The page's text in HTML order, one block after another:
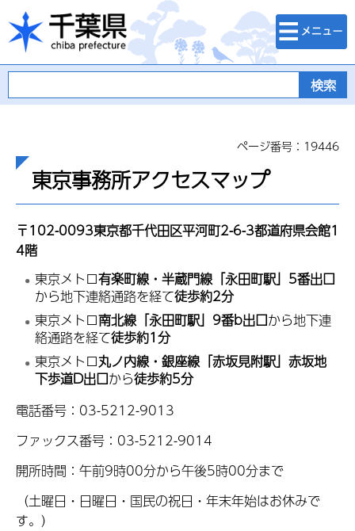
千葉県
検索・メニュ
ー
ページ番号：19446
東京事務所アクセスマップ
〒102-0093東京都千代田区平河町2-6-3都道府県会館1
4階
東京メトロ有楽町線・半蔵門線「永田町駅」5番出口
から地下連絡通路を経て徒歩約2分
東京メトロ南北線「永田町駅」9番b出口から地下連
絡通路を経て徒歩約1分
東京メトロ丸ノ内線・銀座線「赤坂見附駅」赤坂地
下歩道D出口から徒歩約5分
電話番号：03-5212-9013
ファックス番号：03-5212-9014
開所時間：午前9時00分から午後5時00分まで
（土曜日・日曜日・国民の祝日・年末年始はお休みで
す。）